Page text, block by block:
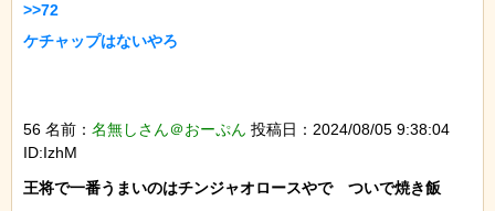
>>72
ケチャップはないやろ
56 名前： 名無しさん＠おーぷん 投稿日：2024/08/05 9:38:04
ID:IzhM
王将で一番うまいのはチンジャオロースやで　ついで焼き飯